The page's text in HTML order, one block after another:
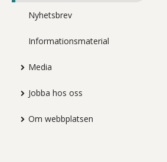
Nyhetsbrev
Informationsmaterial
Media
Jobba hos oss
Om webbplatsen